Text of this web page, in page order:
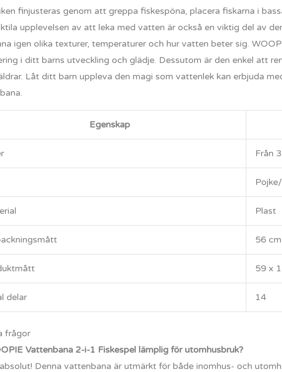
finjusteras genom att greppa fiskespöna, placera fiskarna i
upplevelsen av att leka med vatten är också en viktig del av
igen olika texturer, temperaturer och hur vatten beter sig.
i ditt barns utveckling och glädje. Dessutom är den enkel att
Låt ditt barn uppleva den magi som vattenlek kan erbjuda
Egenskap
Från
Plast
56 cm
59 x
delar 14
frågor
Vattenbana 2-i-1 Fiskespel lämplig för utomhusbruk?
Denna vattenbana är utmärkt för både inomhus- och